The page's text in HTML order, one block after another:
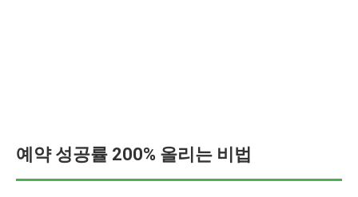
예약 성공률 200% 올리는 비법